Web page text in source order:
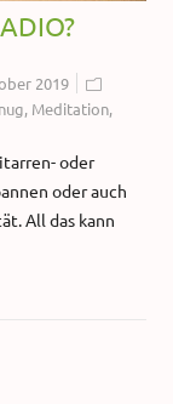
2019
, Meditation,
oder
oder auch
All das kann